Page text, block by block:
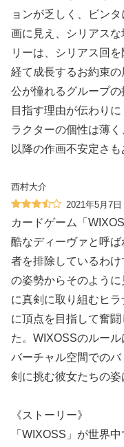
ョンが乏しく、ビン
画に見え、シリアス
リーは、シリアス回
経て成長するお約束
公が憧れるグループ
目指す理由が伝わり
ラクターの個性は薄
以降の作画不安定さ
西村大介
2021年5月7日
カードゲーム「
酷なディーヴァと呼
者を排除しているわ
の姿勢からそのよう
に真剣に取り組むヒ
に頂点を目指して奮
た。WIXOSSのルール
バーチャル空間での
剣に挑む彼女たちの姿
《ストーリー》
「WIXOSS」が世界